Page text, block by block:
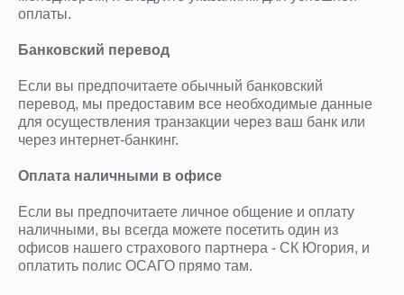
оплаты.
Банковский перевод
Если вы предпочитаете обычный банковский
перевод, мы предоставим все необходимые данные
для осуществления транзакции через ваш банк или
через интернет-банкинг.
Оплата наличными в офисе
Если вы предпочитаете личное общение и оплату
наличными, вы всегда можете посетить один из
офисов нашего страхового партнера - СК Югория, и
оплатить полис ОСАГО прямо там.